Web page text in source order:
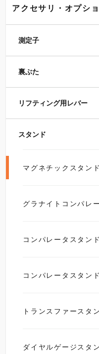
アクセサリ・オプシ
測定子
裏ぶた
リフティング用レバー
スタンド
マグネチックスタンド
グラナイトコンパレ
コンパレータスタン
コンパレータスタン
トランスファースタ
ダイヤルゲージスタ